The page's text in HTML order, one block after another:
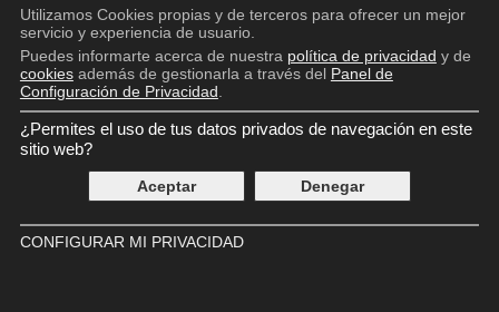
Dirección:Carla Revuelta
Guionistas:Jorge Lara, Julián Sastre, Leyre Medrano,
Sergio V. Santesteban, Marta Sánchez
Reparto principal:Carmen Machi (Aída), Ana Polvorosa
(Lorena), David Castillo (Jonathan), Marisol Ayuso
(Eugenia), Paco León (Luisma), Melani Olivares (Paz),
Pepe Viyuela (Chema), Eduardo Casanova (Fidel),
Mariano Peña (Mauricio)
Resto del reparto:Óscar Reyes (Machu Pichu), Pepa Rus
(Macu)
Utilizamos Cookies propias y de terceros para ofrecer un mejor
servicio y experiencia de usuario.
Puedes informarte acerca de nuestra política de privacidad y de
cookiesademás de gestionarla a través del Panel de
Configuración de Privacidad
¿Permites el uso de tus datos privados de navegación en este
sitio web?
Aceptar Denegar
CONFIGURAR MI PRIVACIDAD